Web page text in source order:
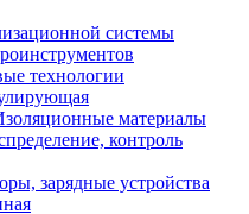
системы
технологии
материалы
контроль
зарядные устройства